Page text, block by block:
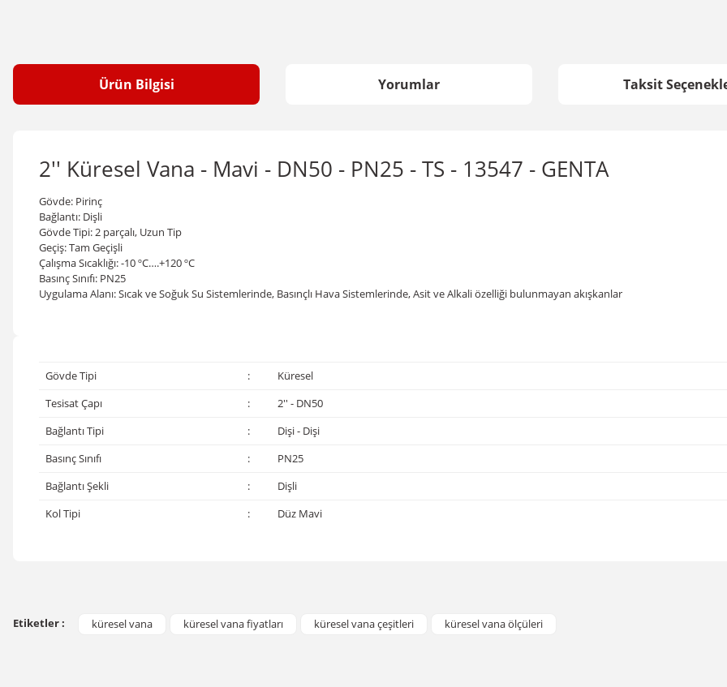
Ürün Bilgisi Yorumlar Taksit
2'' Küresel Vana - Mavi - DN50 - PN25 - TS - 13547 - GENTA
Gövde: Pirinç
Bağlantı: Dişli
Gövde Tipi: 2 parçalı, Uzun Tip
Geçiş: Tam Geçişli
Çalışma Sıcaklığı: -10 ºC….+120ºC
Basınç Sınıfı: PN25
Uygulama Alanı: Sıcak ve Soğuk Su Sistemlerinde, Basınçlı Hava Sistemlerinde, Asit ve Alkali özelliği bulunmayan akışkanlar
Gövde Tipi :
Küresel
Tesisat Çapı
:
2'' - DN50
Bağlantı Tipi
:
Dişi - Dişi
Basınç Sınıfı
:
PN25
Bağlantı Şekli
:
Dişli
Kol Tipi
: Düz Mavi
Bu ürüne ilk yorumu siz yapın!
Etiketler : küresel vana küresel vana fiyatları küresel vana çeşitleri küresel vana ölçüleri